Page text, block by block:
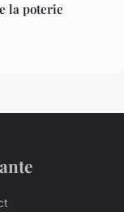
la poterie